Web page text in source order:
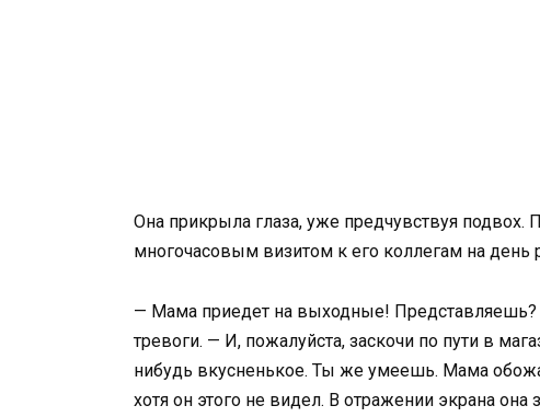
Она прикрыла глаза, уже предчувствуя подвох.
многочасовым визитом к его коллегам на день
— Мама приедет на выходные! Представляешь?
тревоги. — И, пожалуйста, заскочи по пути в
нибудь вкусненькое. Ты же умеешь. Мама
хотя он этого не видел. В отражении экрана